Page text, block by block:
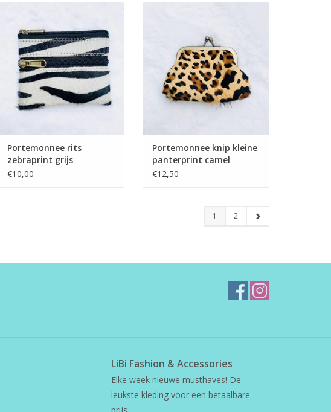
Portemonnee rits
zebraprint grijs
€10,00
Portemonnee knip kleine
panterprint camel
€12,50
1 2
LiBi Fashion & Accessories
Elke week nieuwe musthaves! De
leukste kleding voor een betaalbare
prijs.